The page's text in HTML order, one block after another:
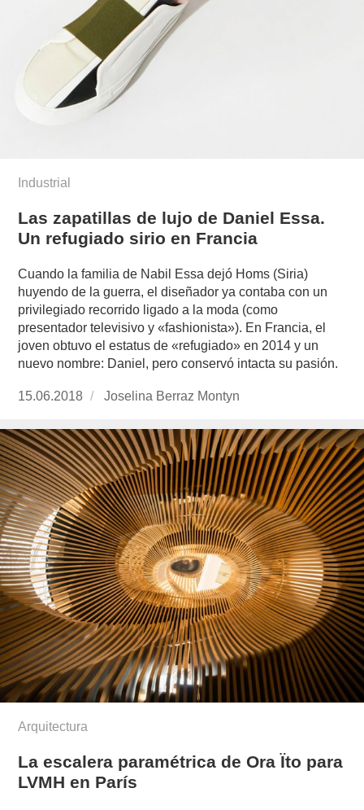
Industrial
Las zapatillas de lujo de Daniel Essa.
Un refugiado sirio en Francia
Cuando la familia de Nabil Essa dejó Homs (Siria)
huyendo de la guerra, el diseñador ya contaba con un
privilegiado recorrido ligado a la moda (como
presentador televisivo y «fashionista»). En Francia, el
joven obtuvo el estatus de «refugiado» en 2014 y un
nuevo nombre: Daniel, pero conservó intacta su pasión.
Publicado
15.06.2018
https://www.experimenta.es/author/joselina-
montyn/
Joselina Berraz Montyn
Arquitectura
La escalera paramétrica de Ora Ïto para
LVMH en París